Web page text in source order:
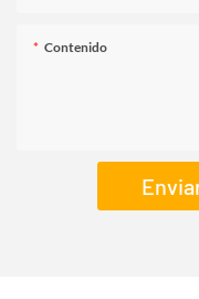
Contenido